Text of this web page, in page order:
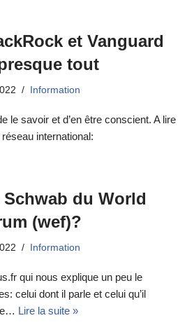
et Vanguard
tout
Information
le savoir et d’en être conscient. A lire
international:
du World
(wef)?
Information
qui nous explique un peu le
celui dont il parle et celui qu’il
Lire la suite »